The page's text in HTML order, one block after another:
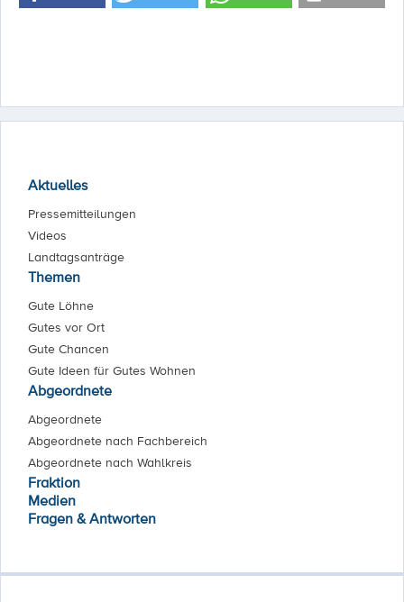
Aktuelles
Pressemitteilungen
Videos
Landtagsanträge
Themen
Gute Löhne
Gutes vor Ort
Gute Chancen
Gute Ideen für Gutes Wohnen
Abgeordnete
Abgeordnete
Abgeordnete nach Fachbereich
Abgeordnete nach Wahlkreis
Fraktion
Medien
Fragen & Antworten